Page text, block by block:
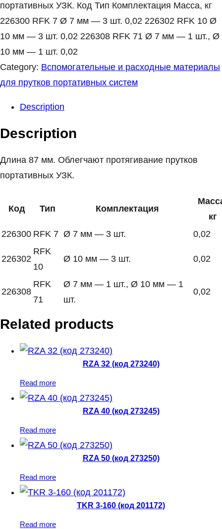
портативных УЗК. Код Тип Комплектация Масса, кг
226300 RFK 7 Ø 7 мм — 3 шт. 0,02 226302 RFK 10 Ø
10 мм — 3 шт. 0,02 226308 RFK 71 Ø 7 мм — 1 шт., Ø
10 мм — 1 шт. 0,02
Category: Вспомогательные и расходные материалы
для прутков портативных систем
Description
Description
Длина 87 мм. Облегчают протягивание прутков
портативных УЗК.
Код Тип Комплектация
кг
226300 RFK 7 Ø 7 мм — 3 шт. 0,02
226302
RFK
10
Ø 10 мм — 3 шт. 0,02
226308
RFK
71
Ø 7 мм — 1 шт., Ø 10 мм — 1
шт.
0,02
Related products
RZA 32 (код 273240)
Read more
RZA 40 (код 273245)
Read more
RZA 50 (код 273250)
Read more
TKR 3-160 (код 201172)
Read more